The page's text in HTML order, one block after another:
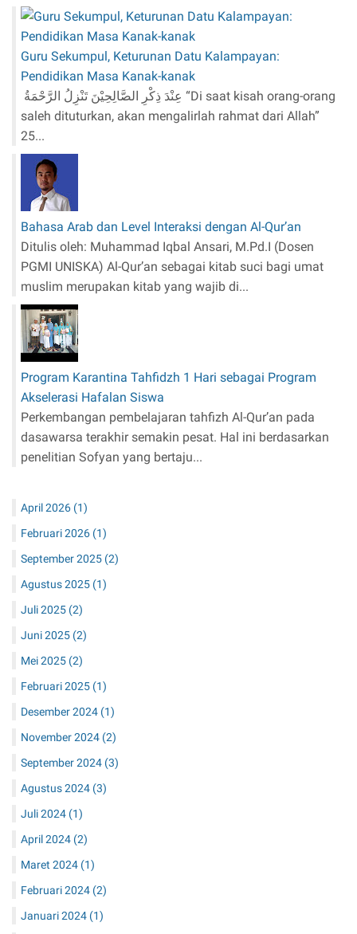
Guru Sekumpul, Keturunan Datu Kalampayan:
Pendidikan Masa Kanak-kanak
saleh dituturkan, akan mengalirlah rahmat dari Allah”
25...
Bahasa Arab dan Level Interaksi dengan Al-Qur’an
Ditulis oleh: Muhammad Iqbal Ansari, M.Pd.I (Dosen
PGMI UNISKA) Al-Qur’an sebagai kitab suci bagi umat
muslim merupakan kitab yang wajib di...
Program Karantina Tahfidzh 1 Hari sebagai Program
Akselerasi Hafalan Siswa
Perkembangan pembelajaran tahfizh Al-Qur’an pada
dasawarsa terakhir semakin pesat. Hal ini berdasarkan
penelitian Sofyan yang bertaju...
April 2026 (1)
Februari 2026 (1)
September 2025 (2)
Agustus 2025 (1)
Juli 2025 (2)
Juni 2025 (2)
Mei 2025 (2)
Februari 2025 (1)
Desember 2024 (1)
November 2024 (2)
September 2024 (3)
Agustus 2024 (3)
Juli 2024 (1)
April 2024 (2)
Maret 2024 (1)
Februari 2024 (2)
Januari 2024 (1)